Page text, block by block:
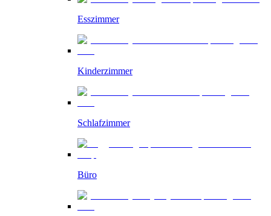
Esszimmer
Kinderzimmer
Schlafzimmer
Büro